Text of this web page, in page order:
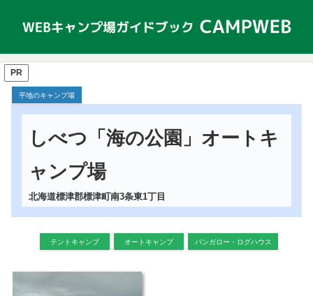
PR
平地のキャンプ場
しべつ「海の公園」オートキ
ャンプ場
北海道標津郡標津町南3条東1丁目
テントキャンプ オートキャンプ バンガロー・ログハウス